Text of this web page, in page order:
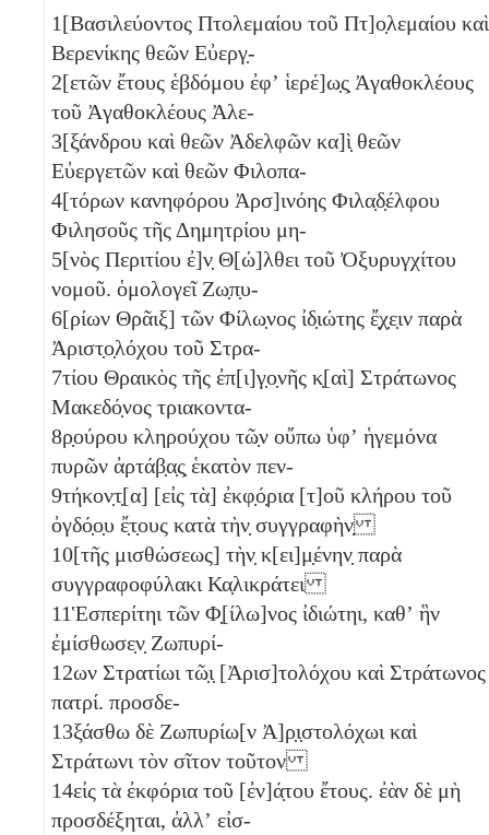
1[Βασιλεύοντος Πτολεμαίου τοῦ Πτ]ο̣λεμαίου καὶ
Βερενίκης θεῶν Εὐεργ̣-
2[ετῶν ἔτους ἑβδόμου ἐφʼ ἱερέ]ω̣ς̣ Ἀγαθοκλέους
τοῦ Ἀγαθοκλέους Ἀλε-
3[ξάνδρου καὶ θεῶν Ἀδελφῶν κα]ὶ̣ θεῶν
Εὐεργετῶν καὶ θεῶν Φιλοπα-
4[τόρων κανηφόρου Ἀρσ]ινόης Φιλα̣δ̣έλφου
Φιλησοῦς τῆς Δημητρίου μη-
5[νὸς Περιτίου ἐ]ν̣ Θ[ώ]λθει τοῦ Ὀξυρυγχίτου
νομοῦ. ὁμολογεῖ Ζω̣π̣υ-
6[ρίων Θρᾶιξ] τῶν Φίλω̣νος ἰδ̣ιώτης ἔ̣χ̣ε̣ιν παρὰ
Ἀριστ̣ο̣λόχου τοῦ Στρα-
7τίου Θραικὸς τῆς ἐπ[ι]γ̣ο̣νῆς κ̣[αὶ] Στράτωνος
Μακεδό̣νος τριακοντα-
8ρ̣ούρου κληρούχου τῶ̣ν οὔπω ὑφʼ ἡγεμόνα
πυρῶν ἀρτάβ̣α̣ς̣ ἑκατὸν πεν-
9τήκον̣τ̣[α] [εἰς τὰ] ἐκφ̣ό̣ρια [τ]οῦ κλήρου τοῦ
ὀγδό̣ο̣υ ἔ̣τ̣ους κατὰ τὴν̣ συγγραφὴν̣
10[τῆς μισθώσεως] τὴν̣ κ[ει]μ̣ένην̣ παρὰ
συγγραφοφύλακι Κα̣λικράτει
11Ἑσπερίτηι τῶν Φ̣[ίλω]νος ἰδιώτηι, καθʼ ἣν
ἐμίσθωσε̣ν̣ Ζωπυρί-
12ων Στρατίωι τῶ̣ι̣ [Ἀρισ]τολόχου καὶ Στράτωνος
πατρί. προσδε-
13ξάσθω δὲ Ζωπυρίω[ν Ἀ]ρ̣ι̣στολόχωι καὶ
Στράτωνι τὸν σῖτον τοῦτον
14εἰς τὰ ἐκφόρια τοῦ [ἐν]ά̣του ἔτους. ἐὰν δὲ μὴ
προσδέξηται, ἀλλʼ εἰσ-